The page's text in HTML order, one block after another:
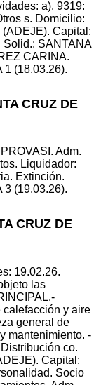
a). 9319:
s. Domicilio:
Capital:
Solid.: SANTANA
CARINA.
1 (18.03.26).
CRUZ DE
Adm.
Liquidador:
Extinción.
3 (19.03.26).
CRUZ DE
19.02.26.
las
calefacción y aire
general de
mantenimiento. -
co.
Capital:
Socio